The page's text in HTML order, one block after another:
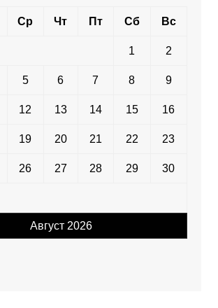
Август 2026
Ср Чт Пт Сб Вс
1 2
5 6 7 8 9
12 13 14 15 16
19 20 21 22 23
26 27 28 29 30